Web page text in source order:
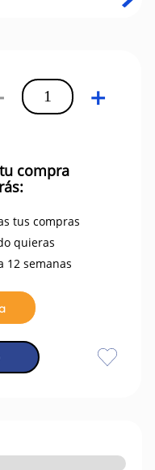
＋
compra
tus compras
quieras
12 semanas